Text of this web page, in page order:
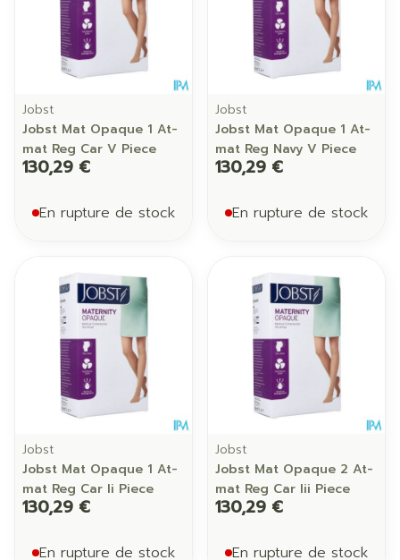
Jobst
Jobst Mat Opaque 1 At-
mat Reg Car V Piece
130,29 €
En rupture de stock
Jobst
Jobst Mat Opaque 1 At-
mat Reg Navy V Piece
130,29 €
En rupture de stock
Jobst
Jobst Mat Opaque 1 At-
mat Reg Car Ii Piece
130,29 €
En rupture de stock
Jobst
Jobst Mat Opaque 2 At-
mat Reg Car Iii Piece
130,29 €
En rupture de stock